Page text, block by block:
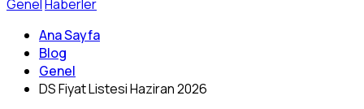
GenelHaberler
Ana Sayfa
Blog
Genel
DS Fiyat Listesi Haziran 2026